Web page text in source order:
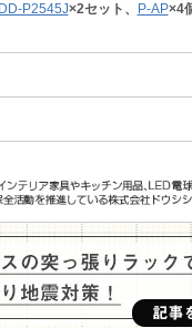
P2545J×2セット、 P-AP×4